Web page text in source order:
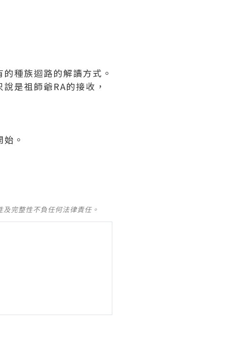
種族迴路的解讀方式。
是祖師爺RA的接收，
。
完整性不負任何法律責任。